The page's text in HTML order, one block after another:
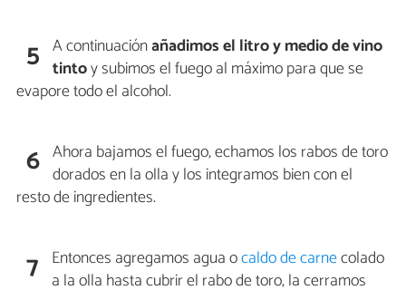
5 A continuaciónañadimos el litro y medio de vino
tintoy subimos el fuego al máximo para que se
evapore todo el alcohol.
6 Ahora bajamos el fuego, echamos los rabos de toro
dorados en la olla y los integramos bien con el
resto de ingredientes.
7 Entonces agregamos agua ocaldo de carnecolado
a la olla hasta cubrir el rabo de toro, la cerramos